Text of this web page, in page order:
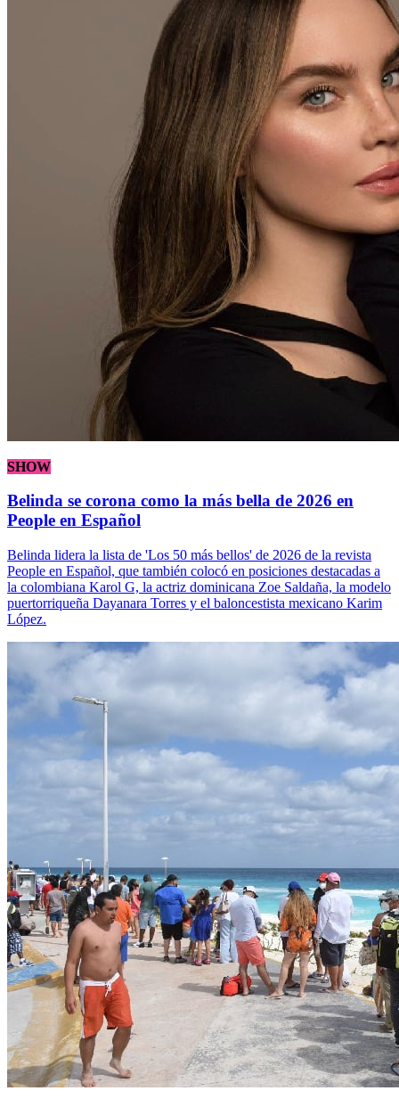
SHOW
Belinda se corona como la más bella de 2026 en
People en Español
Belinda lidera la lista de 'Los 50 más bellos' de 2026 de la revista
People en Español, que también colocó en posiciones destacadas a
la colombiana Karol G, la actriz dominicana Zoe Saldaña, la modelo
puertorriqueña Dayanara Torres y el baloncestista mexicano Karim
López.